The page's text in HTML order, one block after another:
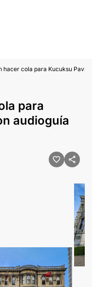
hacer cola para Kucuksu
para
audioguía